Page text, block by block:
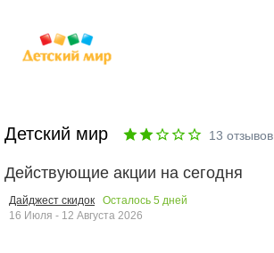
Детский мир 13 отзывов
Действующие акции на сегодня
Дайджест скидок Осталось 5 дней
16 Июля - 12 Августа 2026